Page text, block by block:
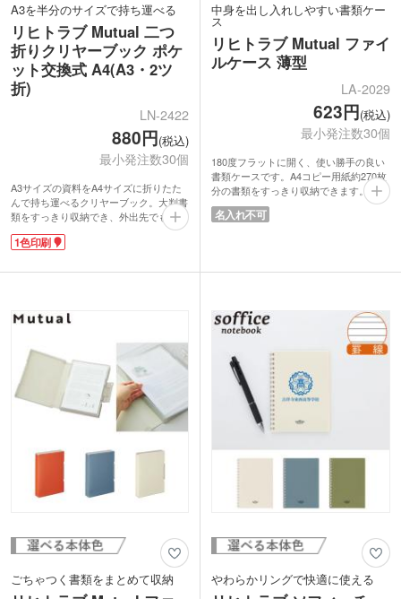
A3を半分のサイズで持ち運べる
リヒトラブ Mutual 二つ
折りクリヤーブック ポケ
ット交換式 A4(A3・2ツ
折)
LN-2422
880円(税込)
最小発注数30個
A3サイズの資料をA4サイズに折りたた
んで持ち運べるクリヤーブック。大判書
類をすっきり収納でき、外出先でも扱い
やすい仕様です。ポケットは10枚付き。
交換式のため繰り返し使用可能です。閲
ント。ゴムバンド付きでバッグ内での開
メーカー「リヒトラブ」の商品は、周年
るカラー展開で学校から企業まで様々な
オリジナルグッズ制作にご活用いただけ
ます。
1色印刷
中身を出し入れしやすい書類ケー
ス
リヒトラブ Mutual ファイ
ルケース 薄型
LA-2029
623円(税込)
最小発注数30個
180度フラットに開く、使い勝手の良い
書類ケースです。A4コピー用紙約270枚
分の書類をすっきり収納できます。内側
に切り欠きがあり、手を差し込んで中身
の出し入れがしやすいです。書類整理は
納することも可能です。
セミナーの参加特典のノベルティや、卒
業記念品などにおすすめです。
名入れ不可
ごちゃつく書類をまとめて収納 やわらかリングで快適に使える